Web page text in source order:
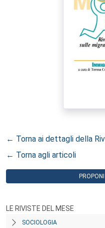
← Torna ai dettagli della
← Torna agli articoli
LE RIVISTE DEL MESE
SOCIOLOGIA